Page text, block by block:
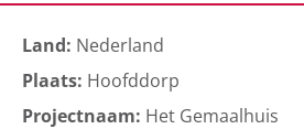
Land: Nederland
Plaats: Hoofddorp
Projectnaam: Het Gemaalhuis